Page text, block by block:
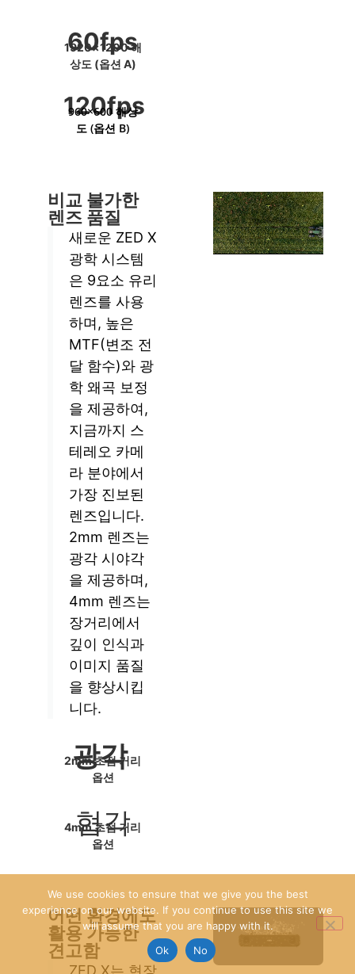
60fps
1920×1200 해
상도 (옵션 A)
120fps
960×600 해상
도 (옵션 B)
비교 불가한
렌즈 품질
새로운 ZED X
광학 시스템
은 9요소 유리
렌즈를 사용
하며, 높은
MTF(변조 전
달 함수)와 광
학 왜곡 보정
을 제공하여,
지금까지 스
테레오 카메
라 분야에서
가장 진보된
렌즈입니다.
2mm 렌즈는
광각 시야각
을 제공하며,
4mm 렌즈는
장거리에서
깊이 인식과
이미지 품질
을 향상시킵
니다.
광각
2mm 초점 거리
옵션
협각
4mm 초점 거리
옵션
어떤 환경에도
활용 가능한
견고함
We use cookies to ensure that we give you the best
experience on our website. If you continue to use this site we
will assume that you are happy with it.
Ok
No